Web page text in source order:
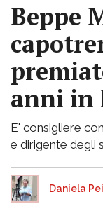
Beppe
anni in
E' consigliere
e dirigente degli
Daniela